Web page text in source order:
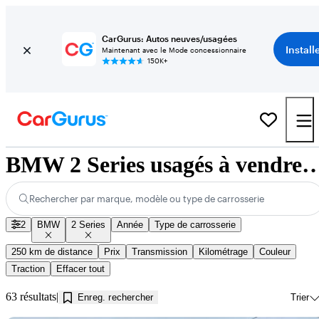
CarGurus: Autos neuves/usagées
Maintenant avec le Mode concessionnaire
150K+
BMW 2 Series usagés à
Rechercher par marque, modèle ou type de carrosserie
2 BMW 2 Series Année Type de carrosserie
250 km de distance Prix Transmission Kilométrage
Couleur
Traction
Effacer tout
63 résultats Enreg. rechercher Trier